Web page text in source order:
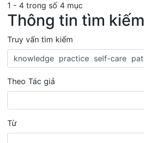
1 - 4 trong số 4 mục
Thông tin tìm kiếm
Truy vấn tìm kiếm
Theo Tác giả
Từ